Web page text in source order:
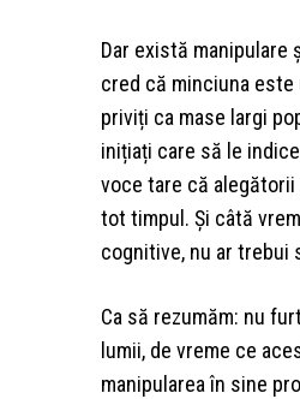
Dar există manipulare
cred că minciuna
priviți ca mase largi
inițiați care să le
voce tare că alegătorii
tot timpul. Și câtă
cognitive, nu ar trebui
Ca să rezumăm: nu
lumii, de vreme ce
manipularea în sine